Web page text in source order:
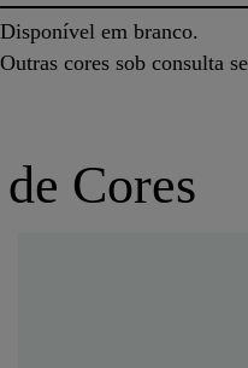
Disponível em branco.
Outras cores sob consulta
Cores